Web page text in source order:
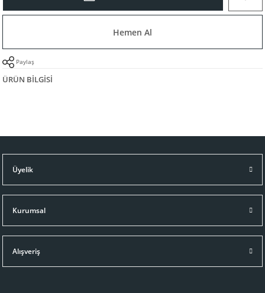
Hemen Al
Paylaş
ÜRÜN BILGISI
Üyelik
Kurumsal
Alışveriş